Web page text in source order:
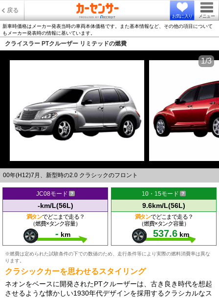
戻る
お気に入り メニュー
新車時価格はメーカー発表当時の車両本体価格です。また基本情報など、その他の項目について
もメーカー発表時の情報に基いています。
クライスラー PTクルーザー リミテッドの燃費
00年(H12)7月、新型時の2.0 クラシックのフロント
1/3
JC08モード
-km/L(56L)
満タンでどこまで走る？
（燃費×タンク容量）
- km
10・15モード
9.6km/L(56L)
満タンでどこまで走る？
（燃費×タンク容量）
537.6 km
※燃費は定められた試験条件の下での数値のため、走行条件等により実際の燃料消費率は異な
ります。
クラシックカーを思わせるスタイリング
ネオンをベースに開発されたPTクルーザーは、古き良き時代を想起
させるような懐かしい1930年代デザインを採用するクラシカルなス